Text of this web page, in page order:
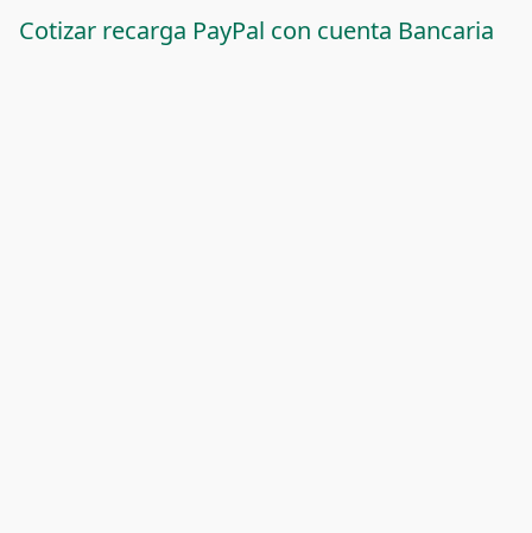
Cotizar recarga PayPal con cuenta Bancaria